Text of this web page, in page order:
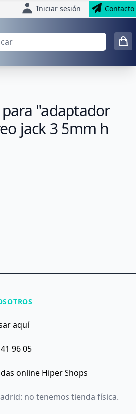
Iniciar sesión Contacto
"adaptador
jack 3 5mm h
aquí
96 05
online Hiper Shops
no tenemos tienda física.